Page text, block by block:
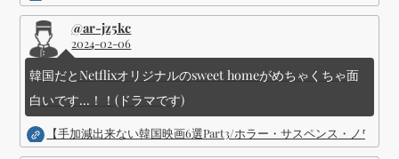
@ar-jz5kc
2024-02-06
韓国だとNetflixオリジナルのsweet homeがめちゃくちゃ面
白いです...！！(ドラマです)
【手加減出来ない韓国映画6選Part3/ホラー・サスペンス・ノワー